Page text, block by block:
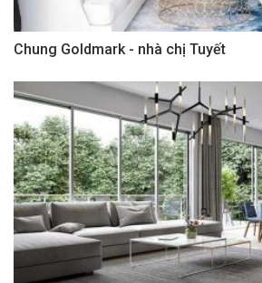
Chung Goldmark - nhà chị Tuyết